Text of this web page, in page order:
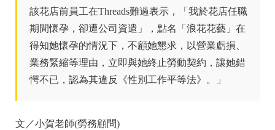
該花店前員工在Threads難過表示，「我於花店任職
期間懷孕，卻遭公司資遣」，點名「浪花花藝」在
得知她懷孕的情況下，不顧她懇求，以營業虧損、
業務緊縮等理由，立即與她終止勞動契約，讓她錯
愕不已，認為其違反《性別工作平等法》。」
文／小賀老師(勞務顧問)